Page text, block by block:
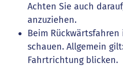
Achten Sie auch
anzuziehen.
Beim
schauen. Allgemein
Fahrtrichtung blicken.